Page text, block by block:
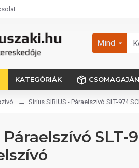
Mind
KATEGÓRIÁK
Sirius SIRIUS - Páraelszívó SLT-974
Páraelszívó